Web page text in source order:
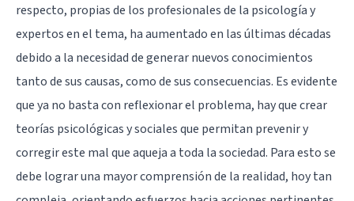
respecto, propias de los profesionales de la psicología y
expertos en el tema, ha aumentado en las últimas décadas
debido a la necesidad de generar nuevos conocimientos
tanto de sus causas, como de sus consecuencias. Es evidente
que ya no basta con reflexionar el problema, hay que crear
teorías psicológicas y sociales que permitan prevenir y
corregir este mal que aqueja a toda la sociedad. Para esto se
debe lograr una mayor comprensión de la realidad, hoy tan